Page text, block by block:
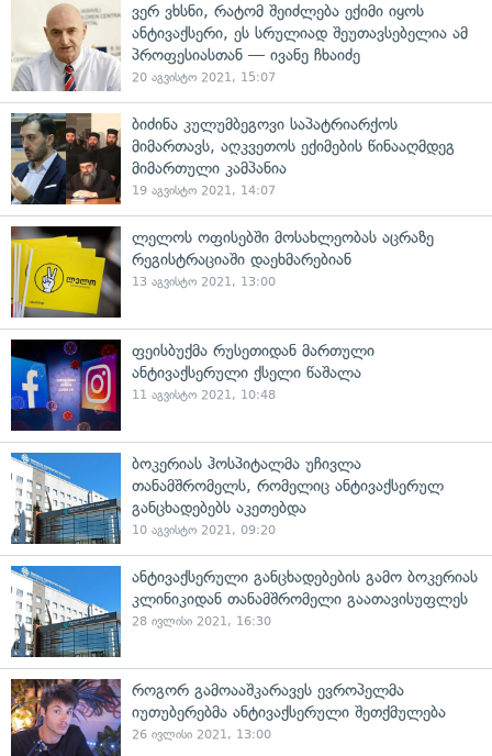
ვერ ვხსნი, რატომ შეიძლება ექიმი იყოს
ანტივაქსერი, ეს სრულიად შეუთავსებელია ამ
პროფესიასთან — ივანე ჩხაიძე
20 აგვისტო 2021, 15:07
ბიძინა კულუმბეგოვი საპატრიარქოს
მიმართავს, აღკვეთოს ექიმების წინააღმდეგ
მიმართული კამპანია
19 აგვისტო 2021, 14:07
ლელოს ოფისებში მოსახლეობას აცრაზე
რეგისტრაციაში დაეხმარებიან
13 აგვისტო 2021, 13:00
ფეისბუქმა რუსეთიდან მართული
ანტივაქსერული ქსელი წაშალა
11 აგვისტო 2021, 10:48
ბოკერიას ჰოსპიტალმა უჩივლა
თანამშრომელს, რომელიც ანტივაქსერულ
განცხადებებს აკეთებდა
10 აგვისტო 2021, 09:20
ანტივაქსერული განცხადებების გამო ბოკერიას
კლინიკიდან თანამშრომელი გაათავისუფლეს
28 ივლისი 2021, 16:30
როგორ გამოააშკარავეს ევროპელმა
იუთუბერებმა ანტივაქსერული შეთქმულება
26 ივლისი 2021, 13:00